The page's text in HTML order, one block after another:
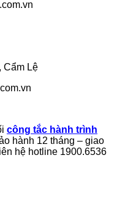
Cẩm Lệ
công tắc hành trình
hành 12 tháng – giao
hệ hotline 1900.6536